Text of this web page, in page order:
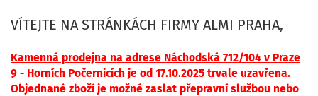
VÍTEJTE NA STRÁNKÁCH FIRMY ALMI PRAHA,
Kamenná prodejna na adrese Náchodská 712/104 v Praze
9 - Horních Počernicích je od 17.10.2025 trvale uzavřena.
Objednané zboží je možné zaslat přepravní službou nebo